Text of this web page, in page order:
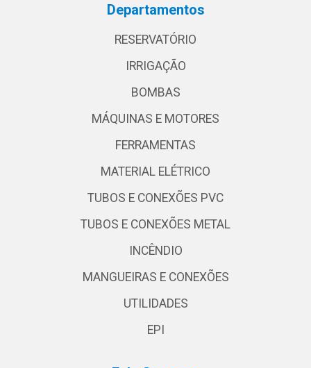
Departamentos
RESERVATÓRIO
IRRIGAÇÃO
BOMBAS
MÁQUINAS E MOTORES
FERRAMENTAS
MATERIAL ELÉTRICO
TUBOS E CONEXÕES PVC
TUBOS E CONEXÕES METAL
INCÊNDIO
MANGUEIRAS E CONEXÕES
UTILIDADES
EPI